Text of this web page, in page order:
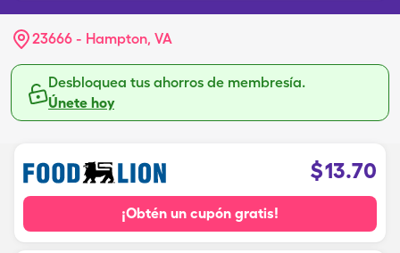
23666 - Hampton, VA
Desbloquea tus ahorros de membresía.
Únete hoy
$13.70
¡Obtén un cupón gratis!